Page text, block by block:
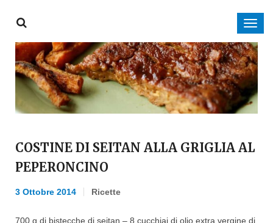
COSTINE DI SEITAN ALLA GRIGLIA AL
PEPERONCINO
3 Ottobre 2014 Ricette
700 g di bistecche di seitan – 8 cucchiai di olio extra vergine di